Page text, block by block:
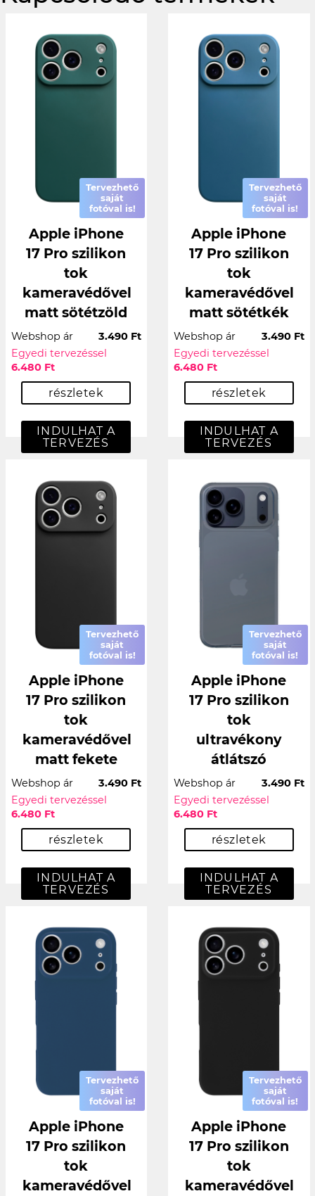
Tervezhető
saját
fotóval is!
Apple iPhone
17 Pro szilikon
tok
kameravédővel
matt sötétzöld
Webshop ár
3.490 Ft
Egyedi tervezéssel
6.480 Ft
részletek
INDULHAT A
TERVEZÉS
Tervezhető
saját
fotóval is!
Apple iPhone
17 Pro szilikon
tok
kameravédővel
matt sötétkék
Webshop ár
3.490 Ft
Egyedi tervezéssel
6.480 Ft
részletek
INDULHAT A
TERVEZÉS
Tervezhető
saját
fotóval is!
Apple iPhone
17 Pro szilikon
tok
kameravédővel
matt fekete
Webshop ár
3.490 Ft
Egyedi tervezéssel
6.480 Ft
részletek
INDULHAT A
TERVEZÉS
Tervezhető
saját
fotóval is!
Apple iPhone
17 Pro szilikon
tok
ultravékony
átlátszó
Webshop ár
3.490 Ft
Egyedi tervezéssel
6.480 Ft
részletek
INDULHAT A
TERVEZÉS
Tervezhető
saját
fotóval is!
Apple iPhone
17 Pro szilikon
tok
kameravédővel
Tervezhető
saját
fotóval is!
Apple iPhone
17 Pro szilikon
tok
kameravédővel